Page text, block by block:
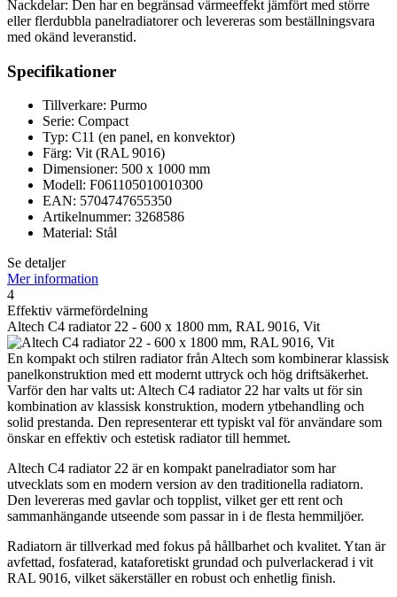
Nackdelar: Den har en begränsad värmeeffekt jämfört med större
eller flerdubbla panelradiatorer och levereras som beställningsvara
med okänd leveranstid.
Specifikationer
Tillverkare: Purmo
Serie: Compact
Typ: C11 (en panel, en konvektor)
Färg: Vit (RAL 9016)
Dimensioner: 500 x 1000 mm
Modell: F061105010010300
EAN: 5704747655350
Artikelnummer: 3268586
Material: Stål
Se detaljer
Mer information
4
Effektiv värmefördelning
Altech C4 radiator 22 - 600 x 1800 mm, RAL 9016, Vit
En kompakt och stilren radiator från Altech som kombinerar klassisk
panelkonstruktion med ett modernt uttryck och hög driftsäkerhet.
Varför den har valts ut: Altech C4 radiator 22 har valts ut för sin
kombination av klassisk konstruktion, modern ytbehandling och
solid prestanda. Den representerar ett typiskt val för användare som
önskar en effektiv och estetisk radiator till hemmet.
Altech C4 radiator 22 är en kompakt panelradiator som har
utvecklats som en modern version av den traditionella radiatorn.
Den levereras med gavlar och topplist, vilket ger ett rent och
sammanhängande utseende som passar in i de flesta hemmiljöer.
Radiatorn är tillverkad med fokus på hållbarhet och kvalitet. Ytan är
avfettad, fosfaterad, kataforetiskt grundad och pulverlackerad i vit
RAL 9016, vilket säkerställer en robust och enhetlig finish.